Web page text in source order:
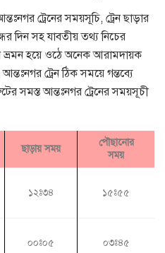
ট্রেনের সময়সূচি, ট্রেন ছাড়ার
দিন সহ যাবতীয় তথ্য নিচের
ভ্রমন হয়ে ওঠে অনেক আরামদায়ক
ট্রেন ঠিক সময়ে গন্তব্যে
সমস্ত আন্তঃনগর ট্রেনের সময়সূচী
ছাড়ায় সময়
পৌছানোর
সময়
১২ঃ৩৪ ১৫ঃ৫৫
০০ঃ০৫ ০৩ঃ৪৫